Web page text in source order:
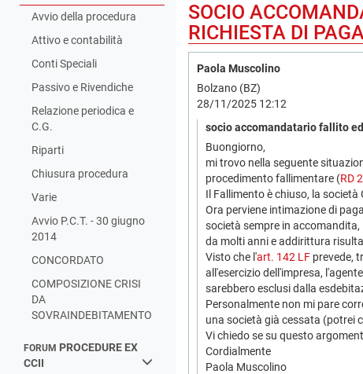
Avvio della procedura
Attivo e contabilità
Conti Speciali
Passivo e Rivendiche
Relazione periodica e
C.G.
Riparti
Chiusura procedura
Varie
Avvio P.C.T. - 30 giugno
2014
CONCORDATO
COMPOSIZIONE CRISI
DA
SOVRAINDEBITAMENTO
FORUM PROCEDURE EX
CCII
SOCIO
RICHIESTA DI
Paola Muscolino
Bolzano (BZ)
28/11/2025 12:12
socio accomandatario fallito
Buongiorno,
mi trovo nella seguente
procedimento fallimentare (RD
Il Fallimento è chiuso, la
Ora perviene intimazione di
società sempre in accomandita,
da molti anni e addirittura
Visto che l'art. 142 LF prevede,
all'esercizio dell'impresa,
sarebbero esclusi dalla
Personalmente non mi pare
una società già cessata (potrei
Vi chiedo se su questo
Cordialmente
Paola Muscolino